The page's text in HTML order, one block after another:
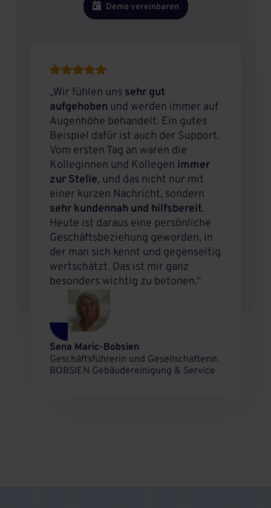
 Demo vereinbaren
Sena Maric-Bobsien
Geschäftsführerin und Gesellschafterin,
BOBSIEN Gebäudereinigung & Service
„Wir fühlen uns sehr gut
aufgehoben und werden immer auf
Augenhöhe behandelt. Ein gutes
Beispiel dafür ist auch der Support.
Vom ersten Tag an waren die
Kolleginnen und Kollegen immer
zur Stelle, und das nicht nur mit
einer kurzen Nachricht, sondern
sehr kundennah und hilfsbereit.
Heute ist daraus eine persönliche
Geschäftsbeziehung geworden, in
der man sich kennt und gegenseitig
wertschätzt. Das ist mir ganz
besonders wichtig zu betonen.“